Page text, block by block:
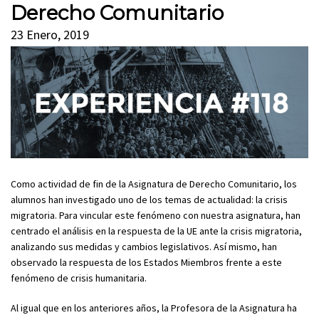
Derecho Comunitario
23 Enero, 2019
Como actividad de fin de la Asignatura de Derecho Comunitario, los
alumnos han investigado uno de los temas de actualidad: la crisis
migratoria. Para vincular este fenómeno con nuestra asignatura, han
centrado el análisis en la respuesta de la UE ante la crisis migratoria,
analizando sus medidas y cambios legislativos. Así mismo, han
observado la respuesta de los Estados Miembros frente a este
fenómeno de crisis humanitaria.
Al igual que en los anteriores años, la Profesora de la Asignatura ha